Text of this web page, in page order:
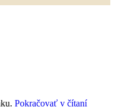
Pokračovať v čítaní